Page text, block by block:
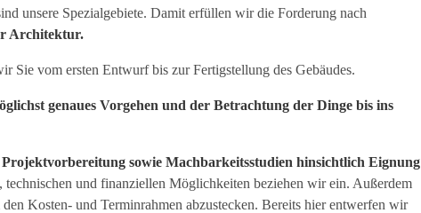
unsere Spezialgebiete. Damit erfüllen wir die Forderung nach
Architektur.
Sie vom ersten Entwurf bis zur Fertigstellung des Gebäudes.
genaues Vorgehen und der Betrachtung der Dinge bis ins
Projektvorbereitung sowie Machbarkeitsstudien hinsichtlich Eignung
technischen und finanziellen Möglichkeiten beziehen wir ein. Außerdem
den Kosten- und Terminrahmen abzustecken. Bereits hier entwerfen wir